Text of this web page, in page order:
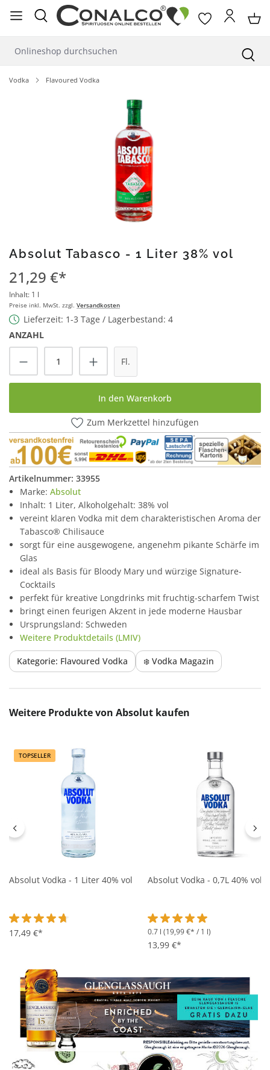
springen
Vodka Flavoured Vodka
Absolut Tabasco - 1 Liter 38% vol
21,29 €*
Inhalt: 1 l
Preise inkl. MwSt. zzgl. Versandkosten
Lieferzeit: 1-3 Tage / Lagerbestand: 4
ANZAHL
Produkt Anzahl: Gib den gewünschten
Fl.
In den Warenkorb
Zum Merkzettel hinzufügen
Artikelnummer: 33955
Marke: Absolut
Inhalt: 1 Liter, Alkoholgehalt: 38% vol
vereint klaren Vodka mit dem charakteristischen Aroma der
Tabasco® Chilisauce
sorgt für eine ausgewogene, angenehm pikante Schärfe im
Glas
ideal als Basis für Bloody Mary und würzige Signature-
Cocktails
perfekt für kreative Longdrinks mit fruchtig-scharfem Twist
bringt einen feurigen Akzent in jede moderne Hausbar
Ursprungsland: Schweden
Weitere Produktdetails (LMIV)
Kategorie: Flavoured Vodka ❄️ Vodka Magazin
Produktgalerie überspringen
Weitere Produkte von Absolut kaufen
TOPSELLER
Absolut Vodka - 1 Liter 40% vol
Durchschnittliche Bewertung von 4.7 von 5 Sternen
17,49 €*
Absolut Vodka - 0,7L 40% vol
Durchschnittliche
0.7 l (19,99 €* / 1 l)
13,99 €*